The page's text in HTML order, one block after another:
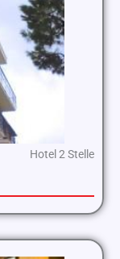
Hotel 2 Stelle